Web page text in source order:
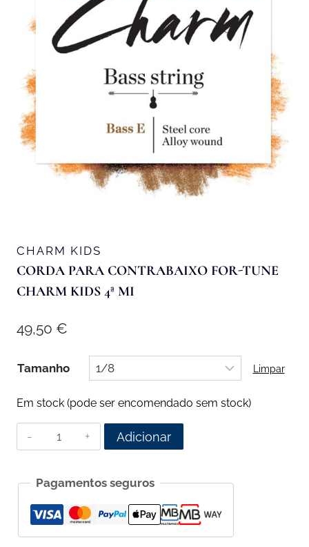
CHARM KIDS
CORDA PARA CONTRABAIXO FOR-TUNE
CHARM KIDS 4ª MI
49,50 €
Tamanho Limpar
Em stock (pode ser encomendado sem stock)
Quantidade
de
para
Contrabaixo
For-
Adicionar
Pagamentos seguros